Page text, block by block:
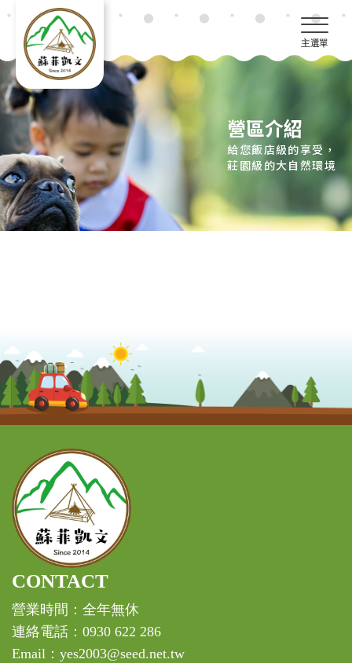
主選單
營區介紹
給您飯店級的享受，
莊園級的大自然環境
CONTACT
營業時間：全年無休
連絡電話：0930 622 286
Email：yes2003@seed.net.tw